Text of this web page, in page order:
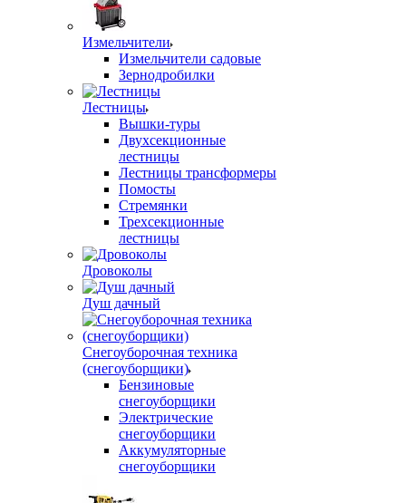
Измельчители
Измельчители садовые
Зернодробилки
Лестницы
Вышки-туры
Двухсекционные
лестницы
Лестницы трансформеры
Помосты
Стремянки
Трехсекционные
лестницы
Дровоколы
Душ дачный
Снегоуборочная техника
(снегоуборщики)
Бензиновые
снегоуборщики
Электрические
снегоуборщики
Аккумуляторные
снегоуборщики